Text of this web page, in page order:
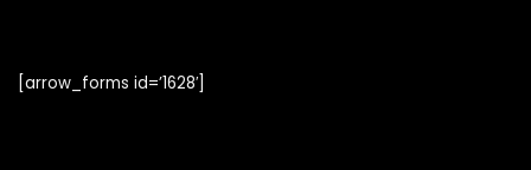
[arrow_forms id=’1628′]